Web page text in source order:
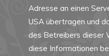
Adresse an einen
USA übertragen und
des Betreibers dieser
diese Informationen